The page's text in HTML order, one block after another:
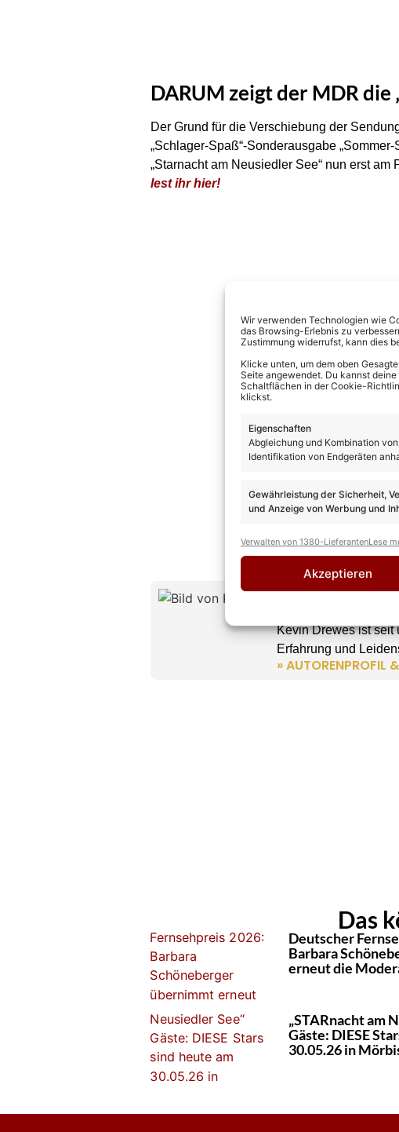
Wir verwenden Technologien wie
das Browsing-Erlebnis zu
Zustimmung widerrufst, kann dies
Klicke unten, um dem oben
Seite angewendet. Du kannst
Schaltflächen in der Cookie-
klickst.
Eigenschaften
Abgleichung und Kombination
Identifikation von Endgeräten
Gewährleistung der Sicherheit,
und Anzeige von Werbung und
Verwalten von 1380-LieferantenLese
Akzeptieren
DARUM zeigt der MDR
Der Grund für die Verschiebung der
„Schlager-Spaß“-Sonderausgabe
„Starnacht am Neusiedler See“ nun erst
lest ihr hier!
Kevin Drewes
Kevin Drewes ist seit
Erfahrung und
» AUTORENPROFIL
Das
Deutscher
Barbara
erneut die
„STARnacht am
Gäste: DIESE
30.05.26 in